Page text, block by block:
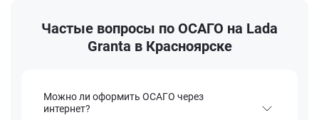
Частые вопросы по ОСАГО на Lada
Granta в Красноярске
Можно ли оформить ОСАГО через
интернет?